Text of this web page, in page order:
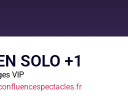
SOLO +1
VIP